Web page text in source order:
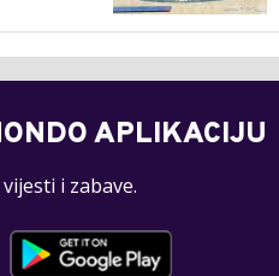
APLIKACIJU
i zabave.